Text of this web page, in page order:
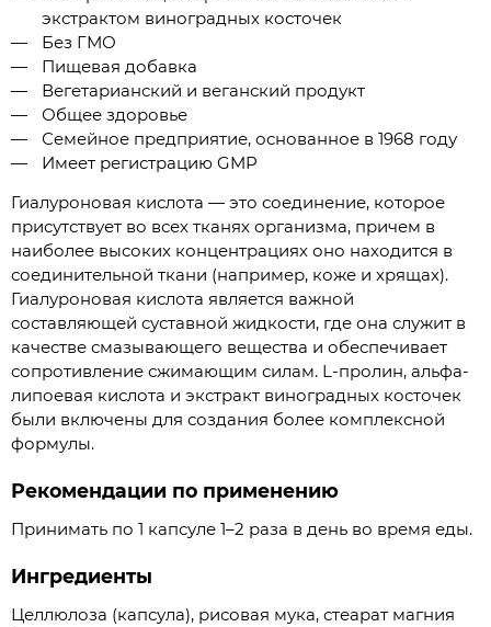
экстрактом виноградных косточек
Без ГМО
Пищевая добавка
Вегетарианский и веганский продукт
Общее здоровье
Семейное предприятие, основанное в 1968 году
Имеет регистрацию GMP
Гиалуроновая кислота — это соединение, которое
присутствует во всех тканях организма, причем в
наиболее высоких концентрациях оно находится в
соединительной ткани (например, коже и хрящах).
Гиалуроновая кислота является важной
составляющей суставной жидкости, где она служит в
качестве смазывающего вещества и обеспечивает
сопротивление сжимающим силам. L-пролин, альфа-
липоевая кислота и экстракт виноградных косточек
были включены для создания более комплексной
формулы.
Рекомендации по применению
Принимать по 1 капсуле 1–2 раза в день во время еды.
Ингредиенты
Целлюлоза (капсула), рисовая мука, стеарат магния